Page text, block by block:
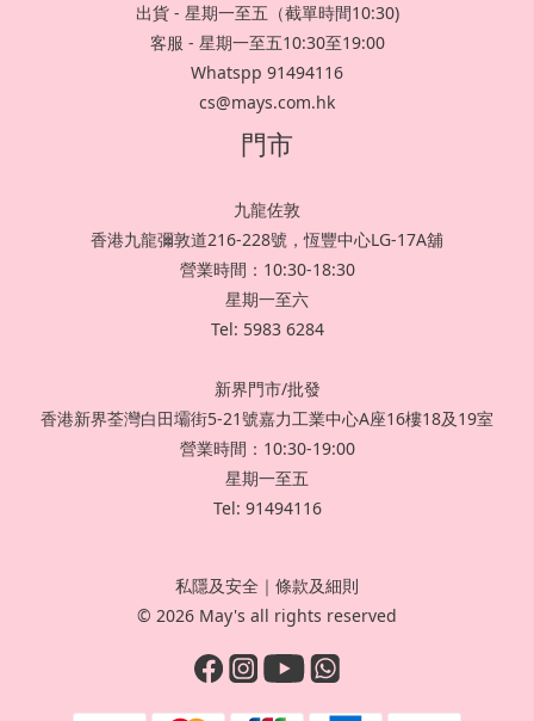
出貨 - 星期一至五（截單時間10:30)
客服 - 星期一至五10:30至19:00
Whatspp 91494116
cs@mays.com.hk
門市
九龍佐敦
香港九龍彌敦道216-228號，恆豐中心LG-17A舖
營業時間：10:30-18:30
星期一至六
Tel: 5983 6284
新界門市/批發
香港新界荃灣白田壩街5-21號嘉力工業中心A座16樓18及19室
營業時間：10:30-19:00
星期一至五
Tel: 91494116
私隱及安全 ｜ 條款及細則
© 2026 May's all rights reserved